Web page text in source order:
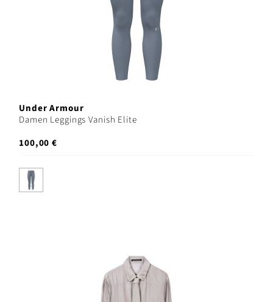
Under Armour
Damen Leggings Vanish Elite
100,00 €